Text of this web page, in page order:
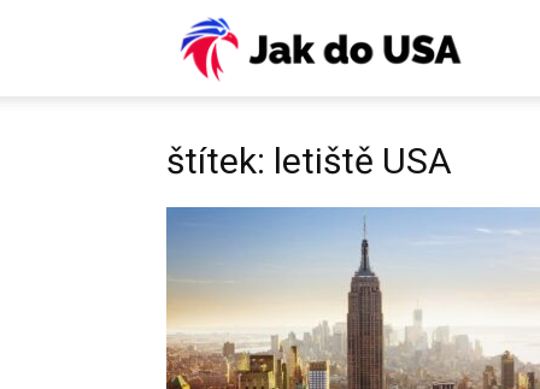
ESTA,
štítek: letiště USA